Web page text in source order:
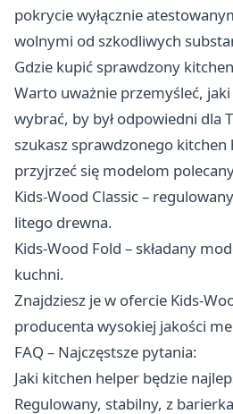
pokrycie wyłącznie
wolnymi od szkodliwych
Gdzie kupić sprawdzony
Warto uważnie przemyśleć,
wybrać, by był odpowiedni dla
szukasz sprawdzonego
przyjrzeć się modelom
Kids-Wood Classic –
litego drewna.
Kids-Wood Fold – składany
kuchni.
Znajdziesz je w ofercie Kids-
producenta wysokiej jakości
FAQ – Najczęstsze pytania:
Jaki kitchen helper będzie
Regulowany, stabilny, z